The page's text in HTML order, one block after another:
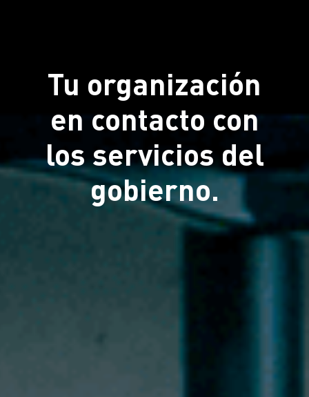
Tu organización
en contacto con
los servicios del
gobierno.